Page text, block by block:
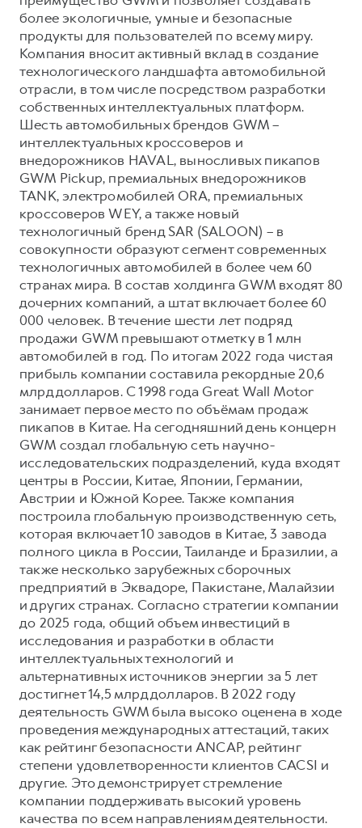
более экологичные, умные и безопасные
продукты для пользователей по всему миру.
Компания вносит активный вклад в создание
технологического ландшафта автомобильной
отрасли, в том числе посредством разработки
собственных интеллектуальных платформ.
Шесть автомобильных брендов GWM –
интеллектуальных кроссоверов и
внедорожников HAVAL, выносливых пикапов
GWM Pickup, премиальных внедорожников
TANK, электромобилей ORA, премиальных
кроссоверов WEY, а также новый
технологичный бренд SAR (SALOON) – в
совокупности образуют сегмент современных
технологичных автомобилей в более чем 60
странах мира. В состав холдинга GWM входят 80
дочерних компаний, а штат включает более 60
000 человек. В течение шести лет подряд
продажи GWM превышают отметку в 1 млн
автомобилей в год. По итогам 2022 года чистая
прибыль компании составила рекордные 20,6
млрд долларов. С 1998 года Great Wall Motor
занимает первое место по объёмам продаж
пикапов в Китае. На сегодняшний день концерн
GWM создал глобальную сеть научно-
исследовательских подразделений, куда входят
центры в России, Китае, Японии, Германии,
Австрии и Южной Корее. Также компания
построила глобальную производственную сеть,
которая включает 10 заводов в Китае, 3 завода
полного цикла в России, Таиланде и Бразилии, а
также несколько зарубежных сборочных
предприятий в Эквадоре, Пакистане, Малайзии
и других странах. Согласно стратегии компании
до 2025 года, общий объем инвестиций в
исследования и разработки в области
интеллектуальных технологий и
альтернативных источников энергии за 5 лет
достигнет 14,5 млрд долларов. В 2022 году
деятельность GWM была высоко оценена в ходе
проведения международных аттестаций, таких
как рейтинг безопасности ANCAP, рейтинг
степени удовлетворенности клиентов CACSI и
другие. Это демонстрирует стремление
компании поддерживать высокий уровень
качества по всем направлениям деятельности.